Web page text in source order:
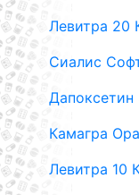
Левитра 20
Сиалис
Дапоксетин
Камагра
Левитра 10